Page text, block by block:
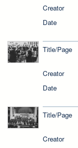
Creator
Date
Title/Page
Creator
Date
Title/Page
Creator